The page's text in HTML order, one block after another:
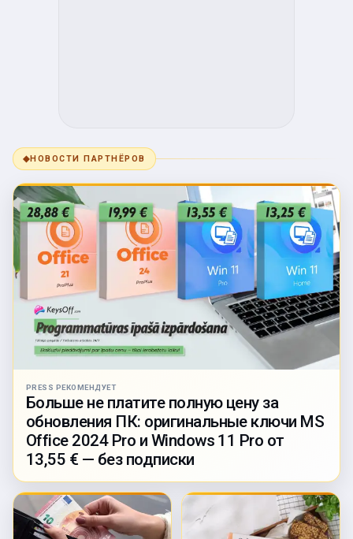
◆НОВОСТИ ПАРТНЁРОВ
PRESS РЕКОМЕНДУЕТ
Больше не платите полную цену за
обновления ПК: оригинальные ключи MS
Office 2024 Pro и Windows 11 Pro от
13,55 € — без подписки